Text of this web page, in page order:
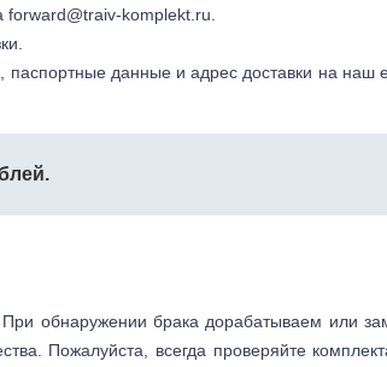
forward@traiv-komplekt.ru
паспортные данные и адрес доставки на наш
обнаружении брака дорабатываем или
Пожалуйста, всегда проверяйте